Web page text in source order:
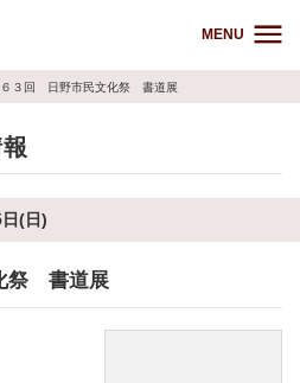
MENU
３回 日野市民文化祭 書道展
(日)
祭 書道展